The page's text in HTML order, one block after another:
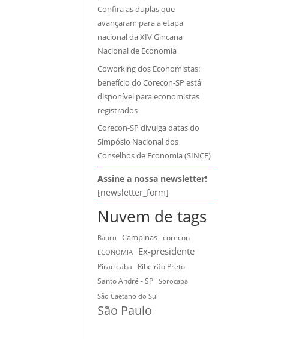
Confira as duplas que
avançaram para a etapa
nacional da XIV Gincana
Nacional de Economia
Coworking dos Economistas:
benefício do Corecon-SP está
disponível para economistas
registrados
Corecon-SP divulga datas do
Simpósio Nacional dos
Conselhos de Economia (SINCE)
Assine a nossa newsletter!
[newsletter_form]
Nuvem de tags
Bauru Campinas
corecon
ECONOMIA
Ex-presidente
Piracicaba
Ribeirão Preto
Santo André - SP
Sorocaba
São Caetano do Sul
São Paulo